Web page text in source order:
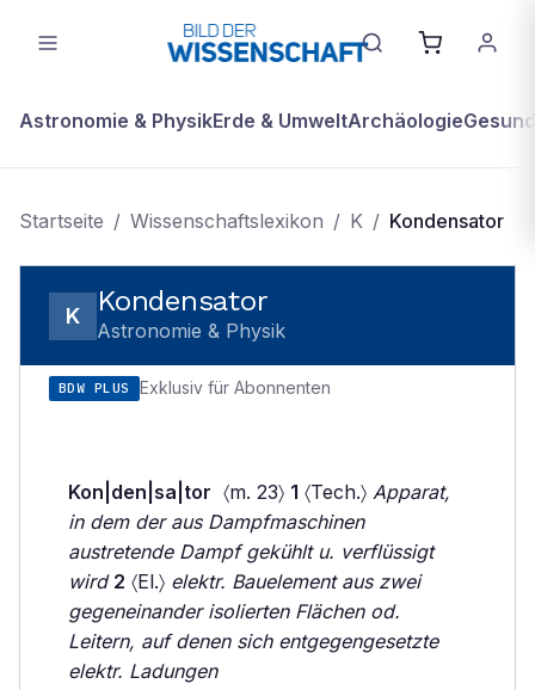
Astronomie & PhysikErde & UmweltArchäologie
Startseite / Wissenschaftslexikon / K / Kondensator
K Kondensator
Astronomie & Physik
BDW PLUS Exklusiv für Abonnenten
Kon|den|sa|tor 〈m. 23〉 1 〈Tech.〉 Apparat,
in dem der aus Dampfmaschinen
austretende Dampf gekühlt u. verflüssigt
wird 2 〈El.〉 elektr. Bauelement aus zwei
gegeneinander isolierten Flächen od.
Leitern, auf denen sich entgegengesetzte
elektr. Ladungen